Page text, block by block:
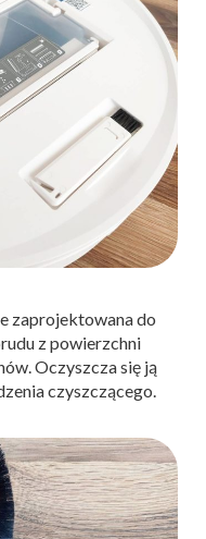
zaprojektowana do
z powierzchni
Oczyszcza się ją
czyszczącego.